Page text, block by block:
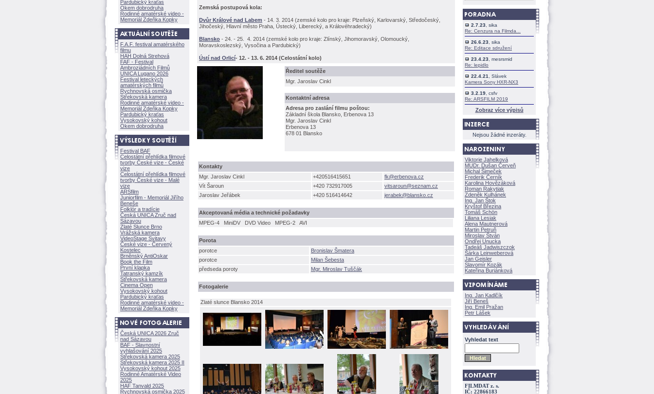
Pardubický kraťas
Okem dobrodruha
Rodinné amatérské video -
Memoriál Zdeňka Kopky
F.A.F. festival amatérského
filmu
HAH Dolná Strehov
FAF - Festival
Ambroziádních Filmů
UNICA Lugano 2026
Festival leteckých
amatérských filmů
Rychnovská osmička
Střekovská kamera
Rodinné amatérské video -
Memoriál Zdeňka Kopky
Pardubický kraťas
Vysokovský kohout
Okem dobrodruha
Festival BAF
Celostátní přehlídka filmové
tvorby České vize - České
vize
Celostátní přehlídka filmové
tvorby České vize - Malé
vize
ARSfilm
Juniorfilm - Memoriál Jiřího
Beneše
Folklór a tradície
Česká UNICA Zruč nad
Sázavou
Zlaté Slunce Brno
Vrážská kamera
VideoStage Svitavy
České vize - Červený
Kostelec
Brněnský AntiOskar
Book the Film
První klapka
Tatranský kamzík
Střekovská kamera
Cinema Open
Vysokovský kohout
Pardubický kraťas
Rodinné amatérské video -
Memoriál Zdeňka Kopky
Česká UNICA 2026 Zruč
nad Sázavou
BAF - Slavnostní
vyhlašování 2025
Střekovská kamera 2025
Střekovská kamera 2025 II
Vysokovský kohout 2025
Rodinné Amatérské Video
2025
HAF Tanvald 2025
Rychnovská osmička 2025
Zemská postupová kola:
Dvůr Králové nad Labem - 14. 3. 2014 (zemské kolo pro kraje: Plzeňský, Karlovarský, Středočeský,
Jihočeský, Hlavní město Praha, Ústecký, Liberecký, a Královéhradecký)
Blansko - 24. - 25. 4. 2014 (zemské kolo pro kraje: Zlínský, Jihomoravský, Olomoucký,
Moravskoslezský, Vysočina a Pardubický)
Ústí nad Orlicí- 12. - 13. 6. 2014 (Celostátní kolo)
Ředitel soutěže
Mgr. Jaroslav Cinkl
Kontaktní adresa
Adresa pro zaslání filmu poštou:
Základní škola Blansko, Erbenova 13
Mgr. Jaroslav Cinkl
Erbenova 13
678 01 Blansko
Kontakty
Mgr. Jaroslav Cinkl
+420516415651
fk@erbenova.cz
Vít Šaroun
+420 732917005
vitsaroun@seznam.cz
Jaroslav Jeřábek
+420 516414642 jerabek@blansko.cz
Akceptovaná média a technické požadavky
MPEG-4
MiniDV DVD Video MPEG-2 AVI
Porota
porotce
Bronislav Šmatera
porotce
Milan Šebesta
předseda poroty
Mgr. Miroslav Tuščák
Fotogalerie
Zlaté slunce Blansko 2014
2.7.23 , sika
Re: Cenzura na Filmda...
26.6.23 , sika
Re: Editace sdružení
23.4.23 , mesrsmid
Re: lepidlo
22.4.21
, Slávek
Kamera Sony HXR-NX3
3.2.19 , csfv
Re: ARSFILM 2019
Zobraz více výpisů
Nejsou žádné inzeráty.
Viktorie Jahelkov
MUDr. Dušan Červeň
Michal Šimeček
Frederik Černík
Karolina Hovězákov
Roman Rakytiak
Zdeněk Kulhánek
Ing. Jan Štok
Kryštof Březina
Tomáš Schön
Liliana Lesiak
Alena Mautnerov
Martin Petruň
Miroslav Štván
Ondřej Unucka
Tadeáš Jadwiszczok
rka Leinweberov
Jan Geisler
Slavomír Kozák
Kateřina Buriánkov
Ing. Jan Kadlčík
Jiří Bene
Ing. Emil Pražan
Petr Lášek
Vyhledat text
FILMDAT z. s.
IČ: 22866183